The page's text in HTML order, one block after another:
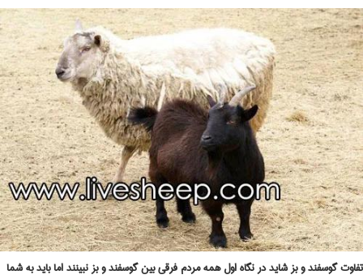
تفاوت گوسفند و بز شاید در نگاه اول همه مردم فرقی بین گوسفند و بز نبینند اما باید به شما